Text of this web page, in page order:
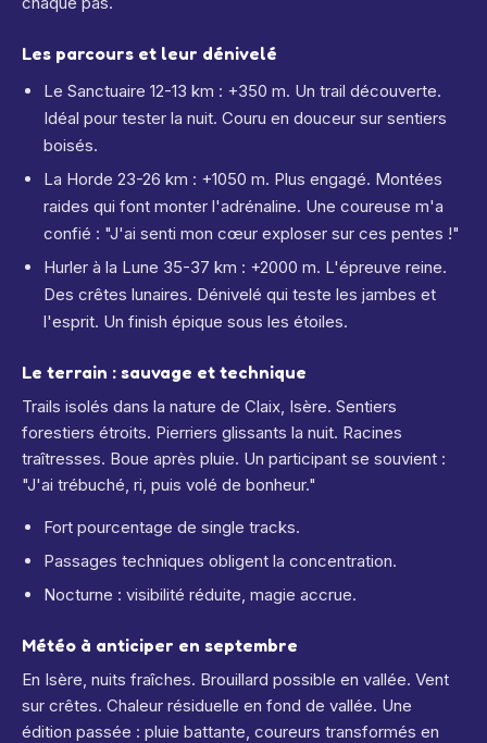
Les parcours et leur dénivelé
Le Sanctuaire 12-13 km : +350 m. Un trail découverte.
Idéal pour tester la nuit. Couru en douceur sur sentiers
boisés.
La Horde 23-26 km : +1050 m. Plus engagé. Montées
raides qui font monter l'adrénaline. Une coureuse m'a
confié : "J'ai senti mon cœur exploser sur ces pentes !"
Hurler à la Lune 35-37 km : +2000 m. L'épreuve reine.
Des crêtes lunaires. Dénivelé qui teste les jambes et
l'esprit. Un finish épique sous les étoiles.
Le terrain : sauvage et technique
Trails isolés dans la nature de Claix, Isère. Sentiers
forestiers étroits. Pierriers glissants la nuit. Racines
traîtresses. Boue après pluie. Un participant se souvient :
"J'ai trébuché, ri, puis volé de bonheur."
Fort pourcentage de single tracks.
Passages techniques obligent la concentration.
Nocturne : visibilité réduite, magie accrue.
Météo à anticiper en septembre
En Isère, nuits fraîches. Brouillard possible en vallée. Vent
sur crêtes. Chaleur résiduelle en fond de vallée. Une
édition passée : pluie battante, coureurs transformés en